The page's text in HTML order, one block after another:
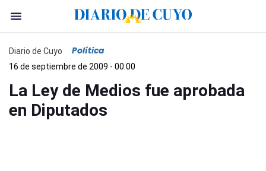
Diario de Cuyo Política
16 de septiembre de 2009 - 00:00
La Ley de Medios fue aprobada
en Diputados